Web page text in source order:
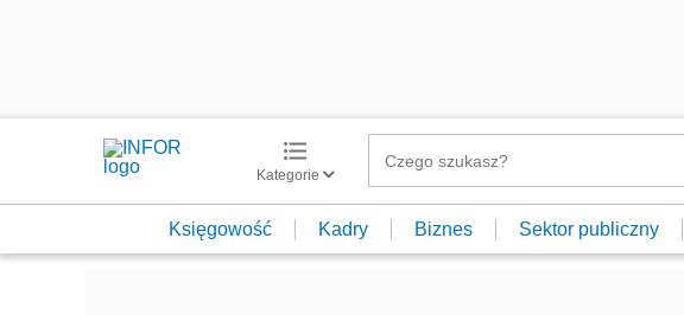
Kategorie
Księgowość Kadry Biznes Sektor publiczny